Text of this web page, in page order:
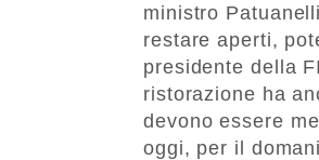
ministro
restare aperti,
presidente della
ristorazione ha
devono essere
oggi, per il